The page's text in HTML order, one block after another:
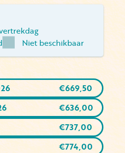
Niet beschikbaar
€669,50
€636,00
€737,00
€774,00